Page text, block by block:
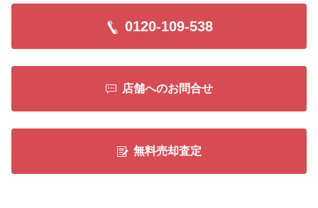
0120-109-538
店舗へのお問合せ
無料売却査定